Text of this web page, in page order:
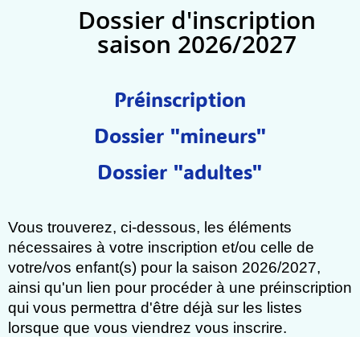
Dossier d'inscription
saison 2026/2027
Préinscription
Dossier "mineurs"
Dossier "adultes"
Vous trouverez, ci-dessous, les éléments
nécessaires à votre inscription et/ou celle de
votre/vos enfant(s) pour la saison 2026/2027,
ainsi qu'un lien pour procéder à une préinscription
qui vous permettra d'être déjà sur les listes
lorsque que vous viendrez vous inscrire.